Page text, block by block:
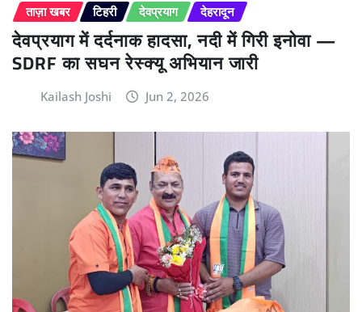
ताज़ा खबर टिहरी देवप्रयाग देहरादून
देवप्रयाग में दर्दनाक हादसा, नदी में गिरी इनोवा —
SDRF का सघन रेस्क्यू अभियान जारी
Kailash Joshi Jun 2, 2026